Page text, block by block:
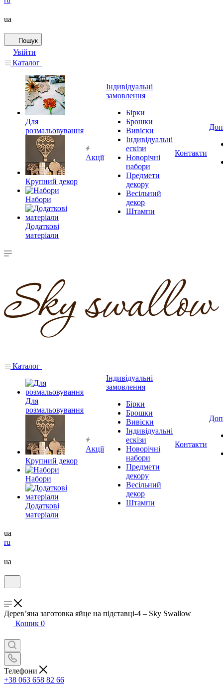
ua
Пошук
Увійти
Каталог
Для
розмальовування
Крупний декор
Набори
Додаткові
матеріали
Акції
Індивідуальні
замовлення
Бірки
Брошки
Вивіски
Індивідуальні
ескізи
Новорічні
набори
Предмети
декору
Весільний
декор
Штампи
Контакти
Каталог
Для
розмальовування
Крупний декор
Набори
Додаткові
матеріали
Акції
Індивідуальні
замовлення
Бірки
Брошки
Вивіски
Індивідуальні
ескізи
Новорічні
набори
Предмети
декору
Весільний
декор
Штампи
Контакти
ua
ru
ua
Дерев’яна заготовка яйце на підставці-4 – Sky Swallow
Кошик 0
Телефони
+38 063 658 82 66